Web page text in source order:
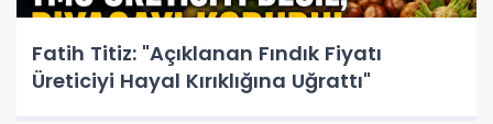
Fatih Titiz: "Açıklanan Fındık Fiyatı
Üreticiyi Hayal Kırıklığına Uğrattı"